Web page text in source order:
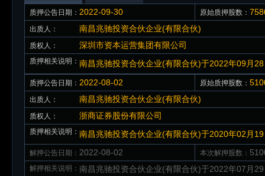
质押公告日期： 2022-09-30 原始质押股数：
出质人： 南昌兆驰投资合伙企业(有限合伙)
质权人： 深圳市资本运营集团有限公司
质押相关说明： 南昌兆驰投资合伙企业(有限合伙)于2022年09月
质押公告日期： 2022-08-02 原始质押股数：
出质人： 南昌兆驰投资合伙企业(有限合伙)
质权人： 浙商证券股份有限公司
质押相关说明： 南昌兆驰投资合伙企业(有限合伙)于2020年02月
解押公告日期： 2022-08-02 本次解押股数：
解押相关说明： 南昌兆驰投资合伙企业(有限合伙)于2022年07月